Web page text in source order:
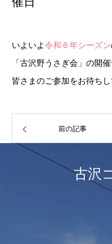
いよいよ令和６年シーズン
「古沢野うさぎ会」の開
皆さまのご参加をお待ち
前の記事
古沢